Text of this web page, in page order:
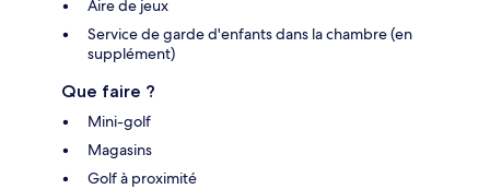
Aire de jeux
Service de garde d'enfants dans la chambre (en
supplément)
Que faire ?
Mini-golf
Magasins
Golf à proximité